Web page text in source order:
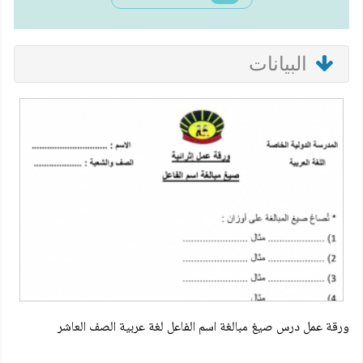
البيانات
ورقة عمل درس صيغ مبالغة اسم الفاعل لغة عربية الصف العاشر